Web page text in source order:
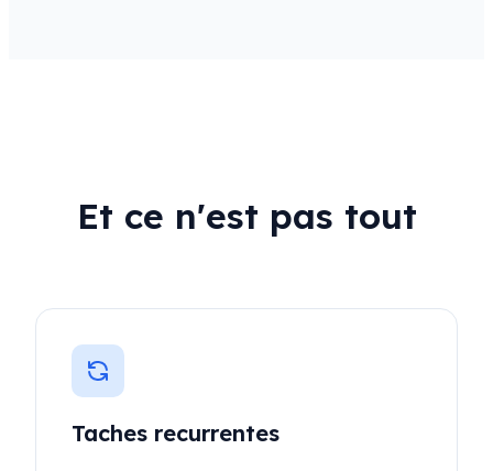
Et ce n'est pas tout
Taches recurrentes